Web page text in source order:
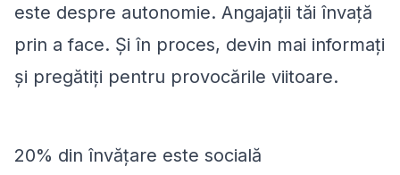
este despre autonomie. Angajații tăi învață
prin a face. Și în proces, devin mai informați
și pregătiți pentru provocările viitoare.
20% din învățare este socială